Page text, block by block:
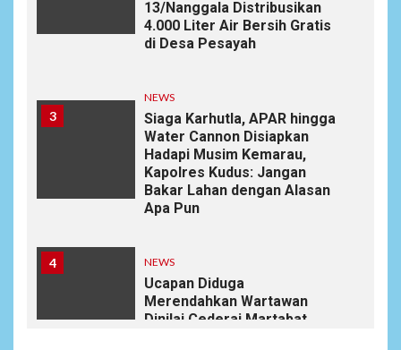
13/Nanggala Distribusikan
4.000 Liter Air Bersih Gratis
di Desa Pesayah
3
NEWS
Siaga Karhutla, APAR hingga
Water Cannon Disiapkan
Hadapi Musim Kemarau,
Kapolres Kudus: Jangan
Bakar Lahan dengan Alasan
Apa Pun
4 NEWS
Ucapan Diduga
Merendahkan Wartawan
Dinilai Cederai Martabat